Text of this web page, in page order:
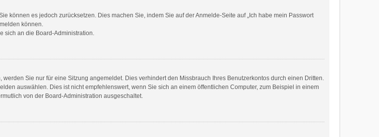
können es jedoch zurücksetzen. Dies machen Sie, indem Sie auf der Anmelde-Seite auf „Ich habe mein Passwort
können.
sich an die Board-Administration.
Sie nur für eine Sitzung angemeldet. Dies verhindert den Missbrauch Ihres Benutzerkontos durch einen Dritten.
auswählen. Dies ist nicht empfehlenswert, wenn Sie sich an einem öffentlichen Computer, zum Beispiel in einem
von der Board-Administration ausgeschaltet.